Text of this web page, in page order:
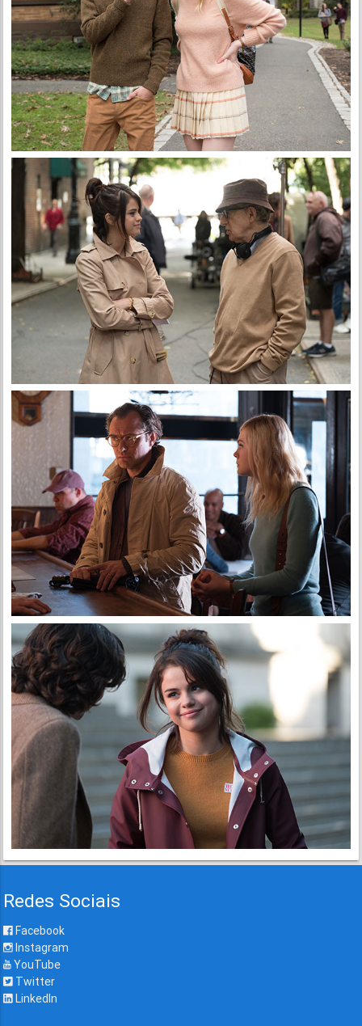
Redes Sociais
Facebook
Instagram
YouTube
Twitter
LinkedIn